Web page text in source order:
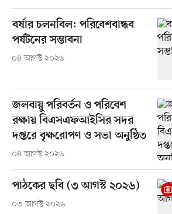
বর্ষার চলনবিল: পরিবেশবান্ধব
পর্যটনের সম্ভাবনা
০৪ আগস্ট ২০২৬
জলবায়ু পরিবর্তন ও পরিবেশ
রক্ষায় বিএসএফআইসির সদর
দপ্তরে বৃক্ষরোপণ ও সভা অনুষ্ঠিত
০৪ আগস্ট ২০২৬
পাঠকের ছবি (৩ আগস্ট ২০২৬)
০৩ আগস্ট ২০২৬